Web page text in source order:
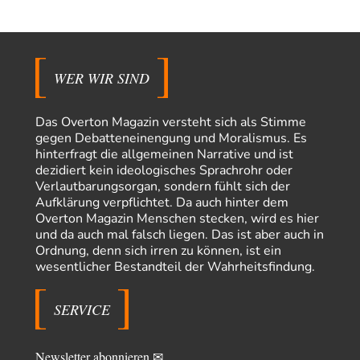
Ich bin glücklich Deine Worte zu lesen! Ja,JA und noch einmal JAAA!
Neben Gandhi muss…
Theo Noestonto
vor 8 Stunden zu:
Russische Blockade des Schwarzen Meeres
"Ohne tragfähige Argumentation wirds wohl eher nix mit dem
„mainstraem näherbringen“…" Natürlich nicht! Da haben…
Grottenolmvor 9 Stunden zu:
Die von Selenskij angeordnete 40-Tage-Operation hat den
Krieg weiter eskaliert
Natürlich ist Russland scheinbar zögerlich, inkonsequent, reagiert immer
nur . Aber es ist vielleicht, wie…
Patient 0vor 14 Stunden zu:
Helmut Schelsky – Der Mann, der den Marxismus überlebte
> Eine schwammige Kritik, die nicht an der Theorie nachweist, dass die
fehlerhaft oder unvollständig…
Conrad
vor 16 Stunden zu:
Entkernen, Umfunktionieren und (feindlich) Übernehmen
WER WIR SIND
Das Overton Magazin versteht sich als Stimme
gegen Debatteneinengung und Moralismus. Es
hinterfragt die allgemeinen Narrative und ist
dezidiert kein ideologisches Sprachrohr oder
Verlautbarungsorgan, sondern fühlt sich der
Aufklärung verpflichtet. Da auch hinter dem
Overton Magazin Menschen stecken, wird es hier
und da auch mal falsch liegen. Das ist aber auch in
Ordnung, denn sich irren zu können, ist ein
wesentlicher Bestandteil der Wahrheitsfindung.
SERVICE
Newsletter abonnieren ✉